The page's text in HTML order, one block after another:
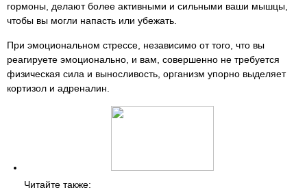
гормоны, делают более активными и сильными ваши мышцы,
чтобы вы могли напасть или убежать.
При эмоциональном стрессе, независимо от того, что вы
реагируете эмоционально, и вам, совершенно не требуется
физическая сила и выносливость, организм упорно выделяет
кортизол и адреналин.
Читайте также: